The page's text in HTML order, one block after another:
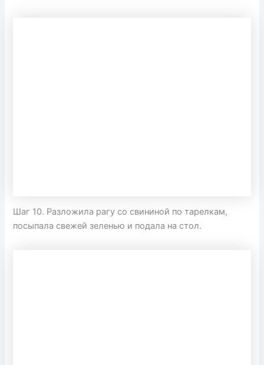
Шаг 10. Разложила рагу со свининой по тарелкам,
посыпала свежей зеленью и подала на стол.